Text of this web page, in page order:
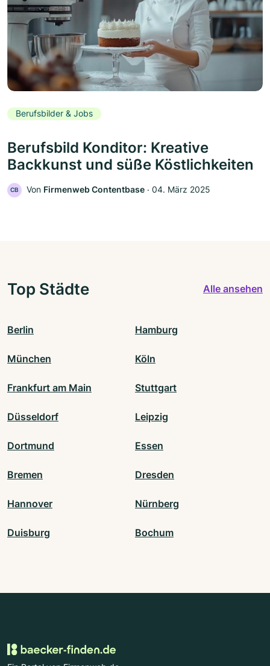
Berufsbilder & Jobs
Berufsbild Konditor: Kreative
Backkunst und süße Köstlichkeiten
CB Von Firmenweb Contentbase ‧ 04. März 2025
Top Städte Alle ansehen
Berlin Hamburg
München Köln
Frankfurt am Main Stuttgart
Düsseldorf Leipzig
Dortmund Essen
Bremen Dresden
Hannover Nürnberg
Duisburg Bochum